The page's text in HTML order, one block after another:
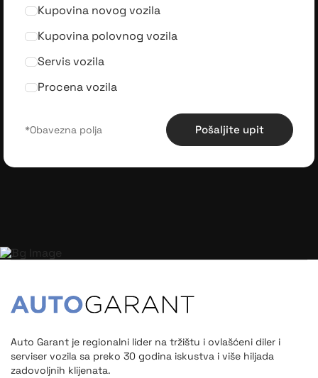
Kupovina novog vozila
Kupovina polovnog vozila
Servis vozila
Procena vozila
Pošaljite upit
Auto Garant je regionalni lider na tržištu i ovlašćeni diler i
serviser vozila sa preko 30 godina iskustva i više hiljada
zadovoljnih klijenata.